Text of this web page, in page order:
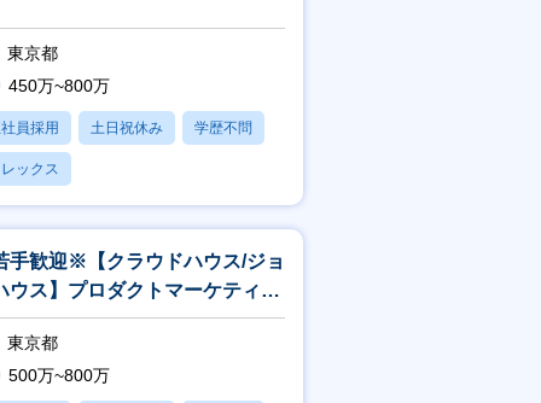
東京都
450万~800万
員採用 土日祝休み 学歴不問
ックス
手歓迎※【クラウドハウス/ジョ
ウス】プロダクトマーケティン
東京都
500万~800万